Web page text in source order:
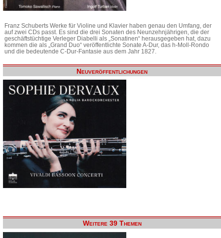
Franz Schuberts Werke für Violine und Klavier haben genau den Umfang, der
auf zwei CDs passt. Es sind die drei Sonaten des Neunzehnjährigen, die der
geschäftstüchtige Verleger Diabelli als „Sonatinen“ herausgegeben hat, dazu
kommen die als „Grand Duo“ veröffentlichte Sonate A-Dur, das h-Moll-Rondo
und die bedeutende C-Dur-Fantasie aus dem Jahr 1827.
Neuveröffentlichungen
Weitere 39 Themen